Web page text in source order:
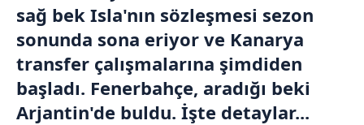
sağ bek Isla'nın sözleşmesi sezon
sonunda sona eriyor ve Kanarya
transfer çalışmalarına şimdiden
başladı. Fenerbahçe, aradığı beki
Arjantin'de buldu. İşte detaylar...